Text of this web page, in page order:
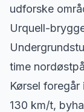
udforske
Urquell-
time
Kørsel
130 km/t,